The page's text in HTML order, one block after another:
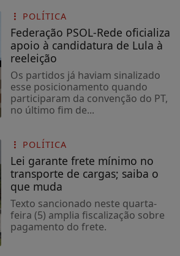
POLÍTICA
Federação PSOL-Rede oficializa
apoio à candidatura de Lula à
reeleição
Os partidos já haviam sinalizado
esse posicionamento quando
participaram da convenção do PT,
no último fim de...
POLÍTICA
Lei garante frete mínimo no
transporte de cargas; saiba o
que muda
Texto sancionado neste quarta-
feira (5) amplia fiscalização sobre
pagamento do frete.